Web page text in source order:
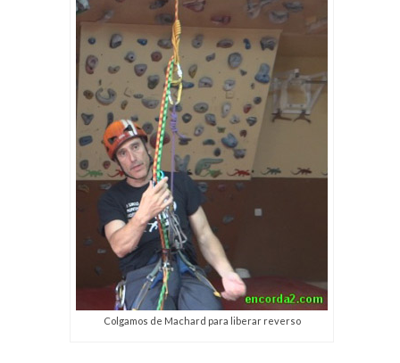
Colgamos de Machard para liberar reverso